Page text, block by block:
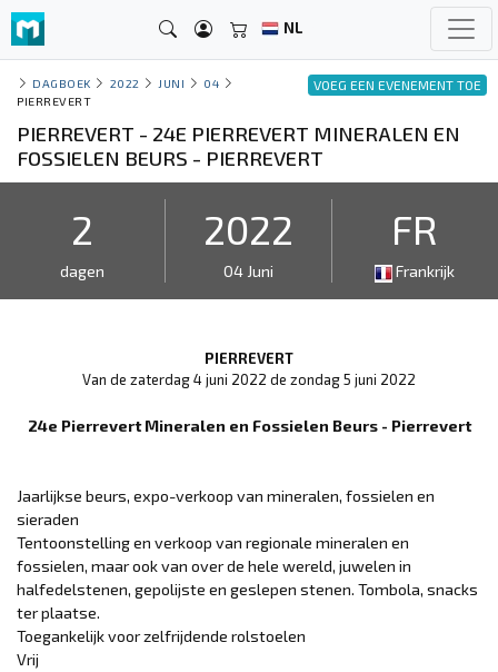
NL
VOEG EEN EVENEMENT TOE
DAGBOEK 2022 JUNI
04
PIERREVERT
PIERREVERT - 24E PIERREVERT MINERALEN EN
FOSSIELEN BEURS - PIERREVERT
2
dagen
2022
04 Juni
FR
Frankrijk
PIERREVERT
Van de zaterdag 4 juni 2022 de zondag 5 juni 2022
24e Pierrevert Mineralen en Fossielen Beurs - Pierrevert
Jaarlijkse beurs, expo-verkoop van mineralen, fossielen en
sieraden
Tentoonstelling en verkoop van regionale mineralen en
fossielen, maar ook van over de hele wereld, juwelen in
halfedelstenen, gepolijste en geslepen stenen. Tombola, snacks
ter plaatse.
Toegankelijk voor zelfrijdende rolstoelen
Vrij